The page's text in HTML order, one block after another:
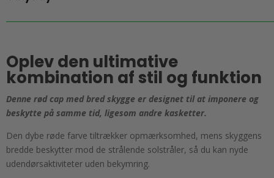
antal
Oplev den ultimative
kombination af stil og funktion
Denne rød cap med bred skygge er designet til at imponere og
beskytte på samme tid, ligesom andre kasketter.
Den dybe røde farve tiltrækker opmærksomhed, mens skyggens
bredde beskytter mod de strålende solstråler, så du kan nyde
udendørsaktiviteter uden bekymring.